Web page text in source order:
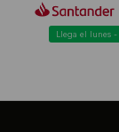
Llega el lunes -